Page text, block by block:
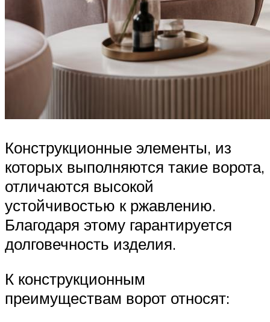
Конструкционные элементы, из
которых выполняются такие ворота,
отличаются высокой
устойчивостью к ржавлению.
Благодаря этому гарантируется
долговечность изделия.
К конструкционным
преимуществам ворот относят: